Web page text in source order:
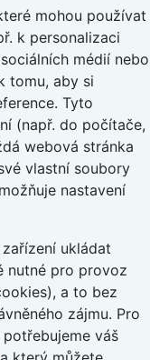
mohou používat
k personalizaci
médií nebo
tomu, aby si
Tyto
(např. do počítače,
webová stránka
vlastní soubory
nastavení
ukládat
nutné pro provoz
a to bez
zájmu. Pro
váš